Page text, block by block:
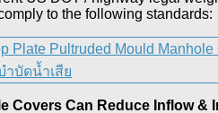
to the following standards:
Covers Can Reduce Inflow &